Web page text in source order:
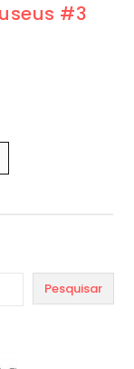
#3
Pesquisar